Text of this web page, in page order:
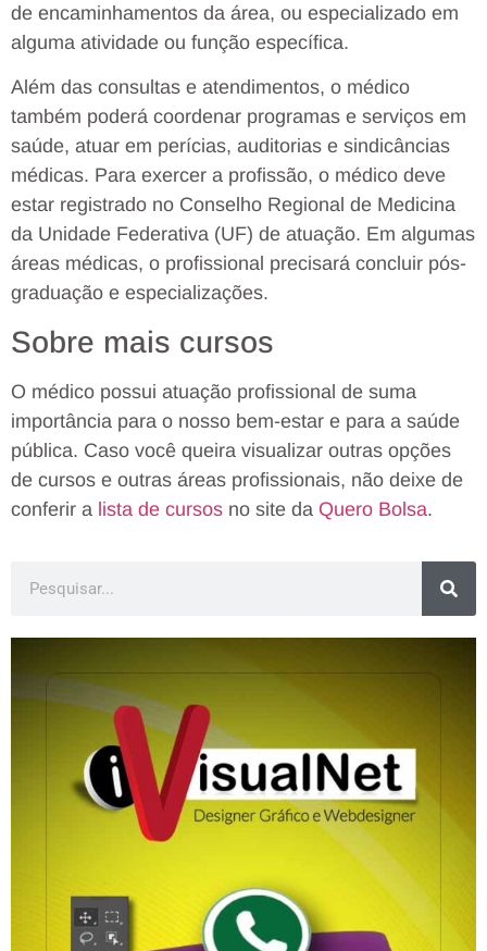
de encaminhamentos da área, ou especializado em
alguma atividade ou função específica.
Além das consultas e atendimentos, o médico
também poderá coordenar programas e serviços em
saúde, atuar em perícias, auditorias e sindicâncias
médicas. Para exercer a profissão, o médico deve
estar registrado no Conselho Regional de Medicina
da Unidade Federativa (UF) de atuação. Em algumas
áreas médicas, o profissional precisará concluir pós-
graduação e especializações.
Sobre mais cursos
O médico possui atuação profissional de suma
importância para o nosso bem-estar e para a saúde
pública. Caso você queira visualizar outras opções
de cursos e outras áreas profissionais, não deixe de
conferir a lista de cursos no site da Quero Bolsa.